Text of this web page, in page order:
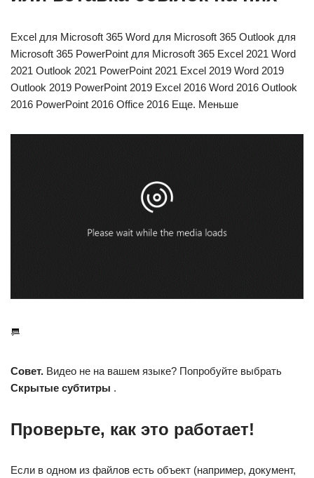
Excel для Microsoft 365 Word для Microsoft 365 Outlook для
Microsoft 365 PowerPoint для Microsoft 365 Excel 2021 Word
2021 Outlook 2021 PowerPoint 2021 Excel 2019 Word 2019
Outlook 2019 PowerPoint 2019 Excel 2016 Word 2016 Outlook
2016 PowerPoint 2016 Office 2016 Еще. Меньше
Совет. Видео не на вашем языке? Попробуйте выбрать
Скрытые субтитры .
Проверьте, как это работает!
Если в одном из файлов есть объект (например, документ,